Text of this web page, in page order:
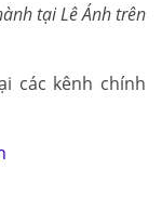
tại Lê Ánh trên
các kênh chính